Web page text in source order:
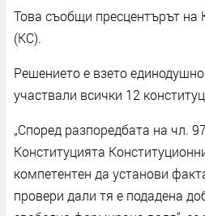
Това съобщи пресцентърът на
(КС).
Решението е взето
участвали всички 12
„Според разпоредбата на чл.
Конституцията
компетентен да установи
провери дали тя е подадена